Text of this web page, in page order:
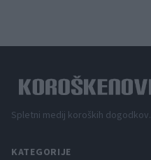
Spletni medij koroških dogodkov.
KATEGORIJE